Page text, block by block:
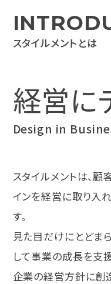
INTROD
スタイルメント とは
経営に
Design in
スタイルメントは、
インを経営に取り入
す。
見た目だけにとどま
して事業の成長を支援
企業の経営方針に創